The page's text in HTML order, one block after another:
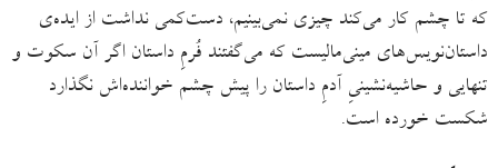
که تا چشم کار می‌کند چیزی نمی‌بینیم، دست‌کمی نداشت از ایده‌ی
داستان‌نویس‌های مینی‌مالیست‌ که می‌گفتند فُرمِ داستان اگر آن سکوت و
تنهایی و حاشیه‌نشینیِ آدمِ داستان را پیش چشم خواننده‌اش نگذارد
شکست خورده است.